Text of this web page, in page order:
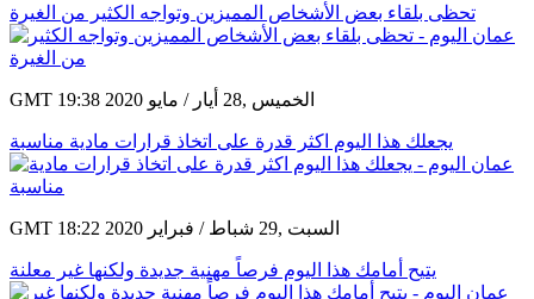
تحظى بلقاء بعض الأشخاص المميزين وتواجه الكثير من الغيرة
GMT 19:38 2020 الخميس ,28 أيار / مايو
يجعلك هذا اليوم اكثر قدرة على اتخاذ قرارات مادية مناسبة
GMT 18:22 2020 السبت ,29 شباط / فبراير
يتيح أمامك هذا اليوم فرصاً مهنية جديدة ولكنها غير معلنة